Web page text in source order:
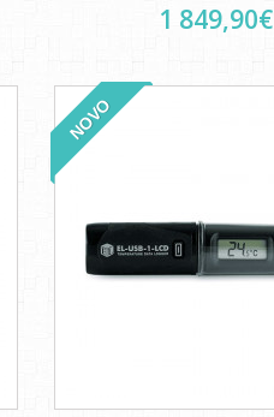
1 849,90€
NOVO